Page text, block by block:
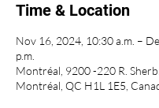
Time & Location
Nov 16, 2024, 10:30 a.m. –
p.m.
Montréal, 9200 -220 R.
Montréal, QC H1L 1E5,